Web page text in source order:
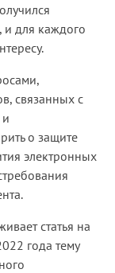
и для каждого
связанных с
о защите
электронных
статья на
года тему